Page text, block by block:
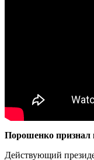
Порошенко признал
Действующий